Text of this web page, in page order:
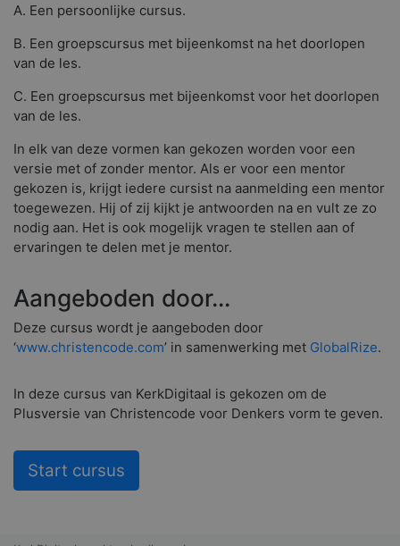
A. Een persoonlijke cursus.
B. Een groepscursus met bijeenkomst na het doorlopen
van de les.
C. Een groepscursus met bijeenkomst voor het doorlopen
van de les.
In elk van deze vormen kan gekozen worden voor een
versie met of zonder mentor. Als er voor een mentor
gekozen is, krijgt iedere cursist na aanmelding een mentor
toegewezen. Hij of zij kijkt je antwoorden na en vult ze zo
nodig aan. Het is ook mogelijk vragen te stellen aan of
ervaringen te delen met je mentor.
Aangeboden door…
Deze cursus wordt je aangeboden door
‘www.christencode.com’ in samenwerking met GlobalRize.
In deze cursus van KerkDigitaal is gekozen om de
Plusversie van Christencode voor Denkers vorm te geven.
Start cursus